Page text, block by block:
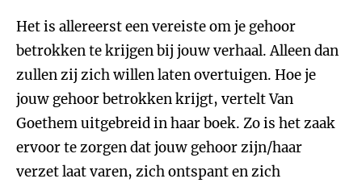
Het is allereerst een vereiste om je gehoor
betrokken te krijgen bij jouw verhaal. Alleen dan
zullen zij zich willen laten overtuigen. Hoe je
jouw gehoor betrokken krijgt, vertelt Van
Goethem uitgebreid in haar boek. Zo is het zaak
ervoor te zorgen dat jouw gehoor zijn/haar
verzet laat varen, zich ontspant en zich